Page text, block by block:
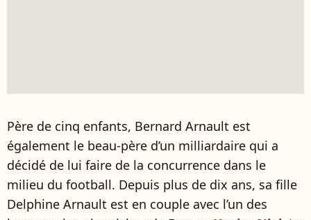
Père de cinq enfants, Bernard Arnault est
également le beau-père d’un milliardaire qui a
décidé de lui faire de la concurrence dans le
milieu du football. Depuis plus de dix ans, sa fille
Delphine Arnault est en couple avec l’un des